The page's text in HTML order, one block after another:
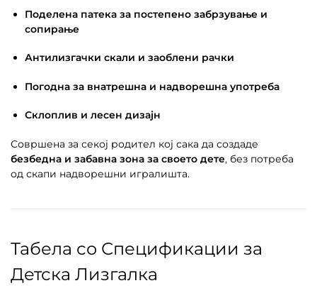
Поделена патека за постепено забрзување и
сопирање
Антилизгачки скали и заоблени рачки
Погодна за внатрешна и надворешна употреба
Склоплив и лесен дизајн
Совршена за секој родител кој сака да создаде
безбедна и забавна зона за своето дете, без потреба
од скапи надворешни игралишта.
Табела со Спецификации за
Детска Лизгалка